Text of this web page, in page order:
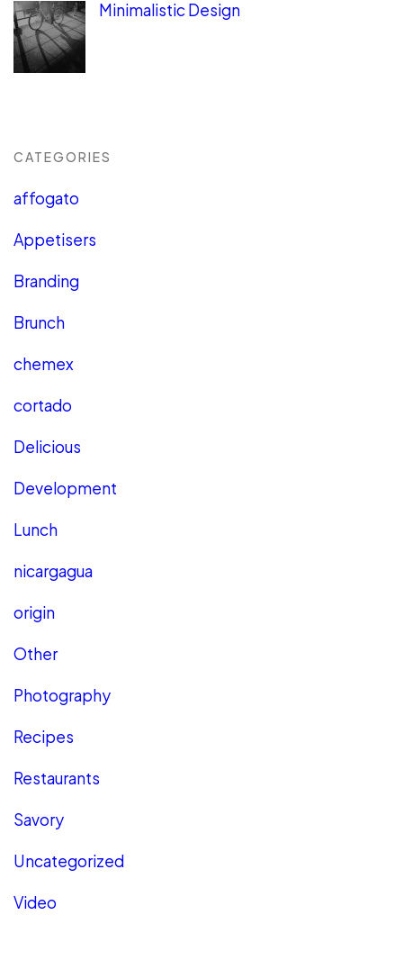
Minimalistic Design
CATEGORIES
affogato
Appetisers
Branding
Brunch
chemex
cortado
Delicious
Development
Lunch
nicargagua
origin
Other
Photography
Recipes
Restaurants
Savory
Uncategorized
Video